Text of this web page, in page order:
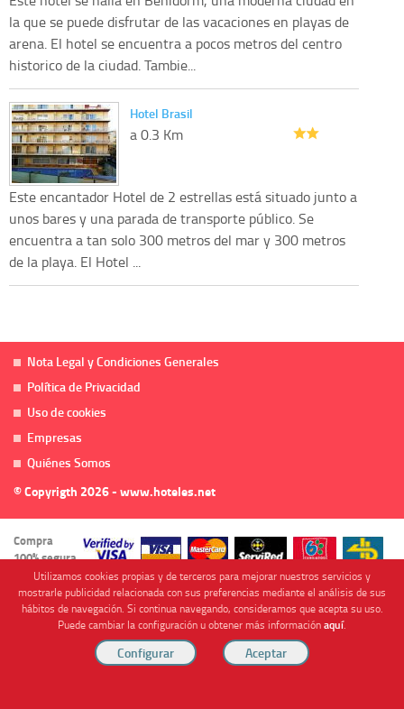
la que se puede disfrutar de las vacaciones en playas de
arena. El hotel se encuentra a pocos metros del centro
historico de la ciudad. Tambie...
Hotel Brasil
a 0.3 Km
Este encantador Hotel de 2 estrellas está situado junto a
unos bares y una parada de transporte público. Se
encuentra a tan solo 300 metros del mar y 300 metros
de la playa. El Hotel ...
Nota Legal y Condiciones Generales
Política de Privacidad
Uso de cookies
Empresas
Quiénes Somos
© Copyrigth 2026 - www.hoteles.net
Compra
100% segura
Cofinanciado por
Utilizamos cookies propias y de terceros para mejorar nuestros servicios y
mostrarle publicidad relacionada con sus preferencias mediante el análisis de sus
hábitos de navegación. Si continua navegando, consideramos que acepta su uso.
Puede cambiar la configuración u obtener más informaciónaquí.